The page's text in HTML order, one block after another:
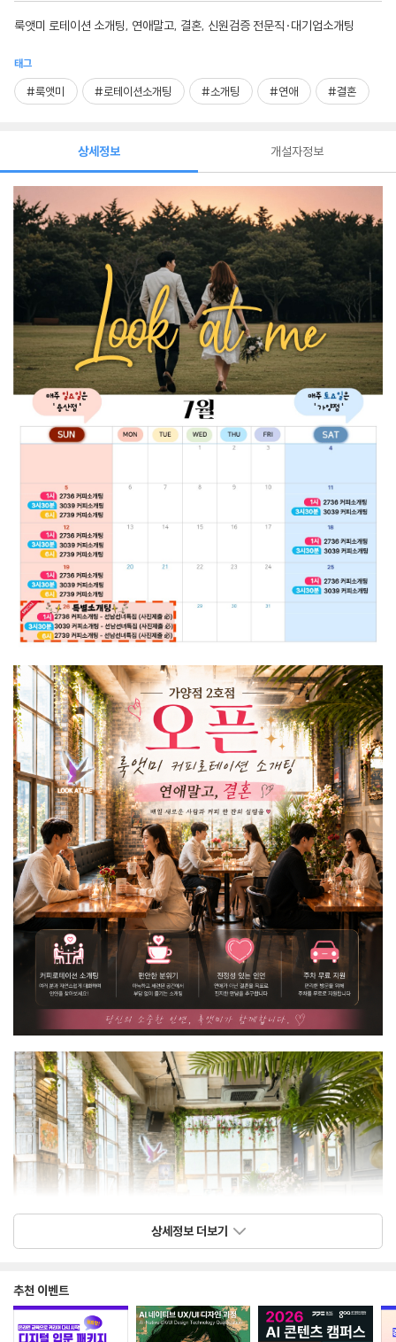
룩앳미 로테이션 소개팅, 연애말고, 결혼, 신원검증 전문직·대기업소개팅
태그
#룩앳미 #로테이션소개팅 #소개팅 #연애 #결혼
상세정보
상세정보 더보기
개설자정보
추천 이벤트